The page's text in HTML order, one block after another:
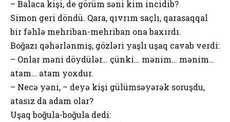
– Balaca kişi, de görüm səni kim incidib?
Simon geri döndü. Qara, qıvrım saçlı, qarasaqqal
bir fəhlə mehriban-mehriban ona baxırdı.
Boğazı qəhərlənmiş, gözləri yaşlı uşaq cavab verdi:
– Onlar məni döydülər… çünki… mənim… mənim…
atam… atam yoxdur.
– Necə yəni, – deyə kişi gülümsəyərək soruşdu,
atasız da adam olar?
Uşaq boğula-boğula dedi: